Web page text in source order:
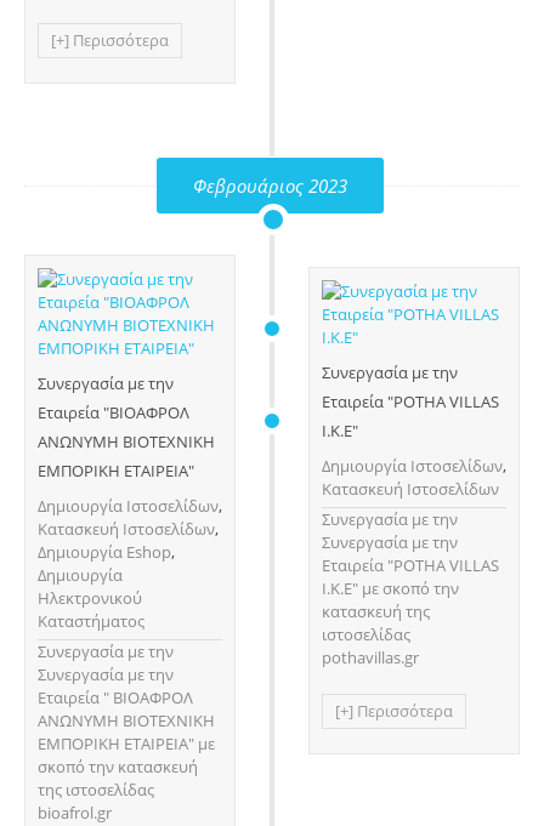
[+] Περισσότερα
Φεβρουάριος 2023
Συνεργασία με την
Εταιρεία "ΒΙΟΑΦΡΟΛ
ΑΝΩΝΥΜΗ ΒΙΟΤΕΧΝΙΚΗ
ΕΜΠΟΡΙΚΗ ΕΤΑΙΡΕΙΑ"
Δημιουργία Ιστοσελίδων,
Κατασκευή Ιστοσελίδων,
Δημιουργία Eshop,
Δημιουργία
Ηλεκτρονικού
Καταστήματος
Συνεργασία με την
Συνεργασία με την
Εταιρεία " ΒΙΟΑΦΡΟΛ
ΑΝΩΝΥΜΗ ΒΙΟΤΕΧΝΙΚΗ
ΕΜΠΟΡΙΚΗ ΕΤΑΙΡΕΙΑ" με
σκοπό την κατασκευή
της ιστοσελίδας
bioafrol.gr
Συνεργασία με την
Εταιρεία "POTHA VILLAS
Ι.Κ.Ε"
Δημιουργία Ιστοσελίδων,
Κατασκευή Ιστοσελίδων
Συνεργασία με την
Συνεργασία με την
Εταιρεία "POTHA VILLAS
Ι.Κ.Ε" με σκοπό την
κατασκευή της
ιστοσελίδας
pothavillas.gr
[+] Περισσότερα